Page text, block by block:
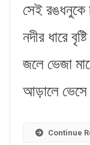
সেই রঙধনুকে
নদীর ধারে
জলে ভেজা
আড়ালে ভেসে
Continue